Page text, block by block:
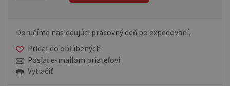
Doručíme nasledujúci pracovný deň po expedovaní.
Pridať do obľúbených
Poslať e-mailom priateľovi
Vytlačiť